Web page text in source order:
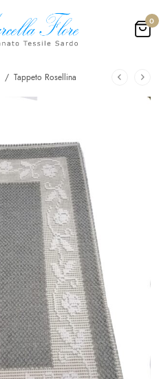
0
/ Tappeto Rosellina